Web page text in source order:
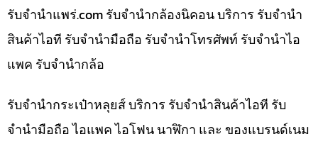
รับจํานําแพร่.com รับจำนำกล้องนิคอน บริการ รับจำนำ
สินค้าไอที รับจำนำมือถือ รับจำนำโทรศัพท์ รับจำนำไอ
แพค รับจำนำกล้อ
รับจำนำกระเป๋าหลุยส์ บริการ รับจำนำสินค้าไอที รับ
จำนำมือถือ ไอแพค ไอโฟน นาฬิกา และ ของแบรนด์เนม